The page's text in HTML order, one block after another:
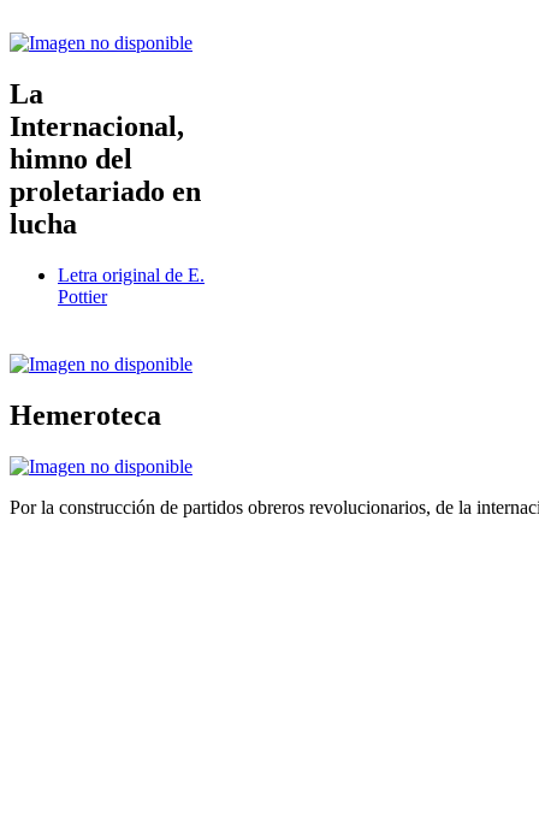
La
Internacional,
himno del
proletariado en
lucha
Letra original de E.
Pottier
Hemeroteca
Por la construcción de partidos obreros revolucionarios, de la